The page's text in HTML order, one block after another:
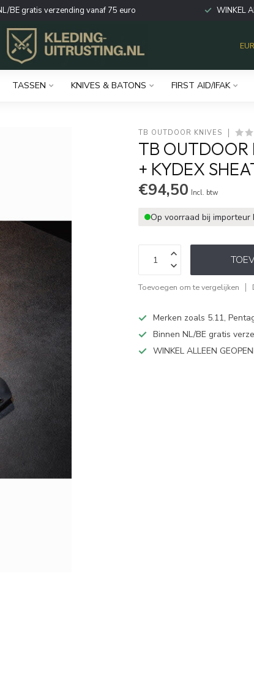
BE gratis verzending vanaf 75 euro WINKEL
EUR
TASSEN KNIVES & BATONS FIRST AID/IFAK
TB OUTDOOR KNIVES
TB OUTDOOR
+ KYDEX
€94,50 Incl. btw
Op voorraad bij importeur
Toevoegen om te vergelijken
Merken zoals 5.11,
Binnen NL/BE gratis
WINKEL ALLEEN